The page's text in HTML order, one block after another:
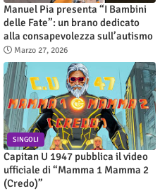
Manuel Pia presenta “I Bambini
delle Fate”: un brano dedicato
alla consapevolezza sull’autismo
Marzo 27, 2026
SINGOLI
Capitan U 1947 pubblica il video
ufficiale di “Mamma 1 Mamma 2
(Credo)”